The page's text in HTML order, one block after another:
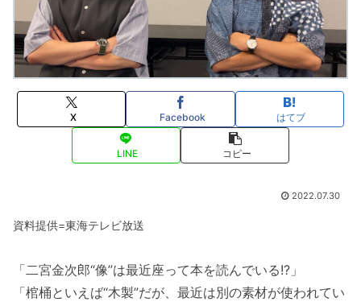
X Facebook はてブ
LINE コピー
2022.07.30
資料提供=東海テレビ放送
「二宮金次郎“像”は最近座って本を読んでいる!?」
「棺桶といえば“木製”だが、最近は別の素材が使われてい